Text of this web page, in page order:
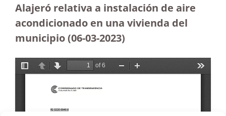
Alajeró relativa a instalación de aire
acondicionado en una vivienda del
municipio (06-03-2023)